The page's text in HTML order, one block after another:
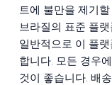
트에 불만을 제기
브라질의 표준 플
일반적으로 이 플
합니다. 모든 경우
것이 좋습니다. 배